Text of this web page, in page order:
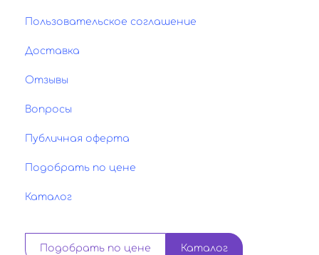
Пользовательское соглашение
Доставка
Отзывы
Вопросы
Публичная оферта
Подобрать по цене
Каталог
Подобрать по цене Каталог